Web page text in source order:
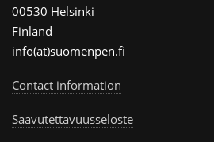
00530 Helsinki
Finland
info(at)suomenpen.fi
Contact information
Saavutettavuusseloste